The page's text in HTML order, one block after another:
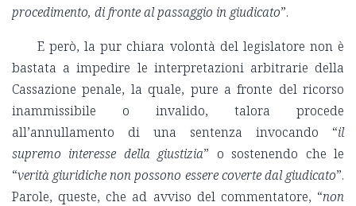
procedimento, di fronte al passaggio in giudicato”.
E però, la pur chiara volontà del legislatore non è
bastata a impedire le interpretazioni arbitrarie della
Cassazione penale, la quale, pure a fronte del ricorso
inammissibile o invalido, talora procede
all’annullamento di una sentenza invocando “il
supremo interesse della giustizia” o sostenendo che le
“verità giuridiche non possono essere coverte dal giudicato”.
Parole, queste, che ad avviso del commentatore, “non